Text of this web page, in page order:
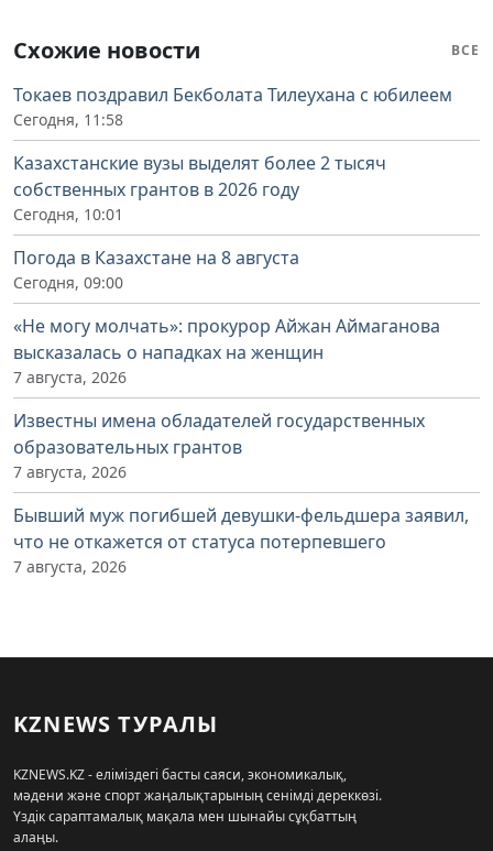
Схожие новости ВСЕ
Токаев поздравил Бекболата Тилеухана с юбилеем
Сегодня, 11:58
Казахстанские вузы выделят более 2 тысяч
собственных грантов в 2026 году
Сегодня, 10:01
Погода в Казахстане на 8 августа
Сегодня, 09:00
«Не могу молчать»: прокурор Айжан Аймаганова
высказалась о нападках на женщин
7 августа, 2026
Известны имена обладателей государственных
образовательных грантов
7 августа, 2026
Бывший муж погибшей девушки-фельдшера заявил,
что не откажется от статуса потерпевшего
7 августа, 2026
KZNEWS ТУРАЛЫ
KZNEWS.KZ - еліміздегі басты саяси, экономикалық,
мәдени және спорт жаңалықтарының сенімді дереккөзі.
Үздік сараптамалық мақала мен шынайы сұқбаттың
алаңы.